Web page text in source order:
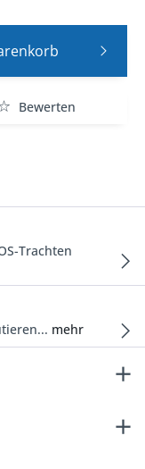
Bewerten
Trachten
mehr